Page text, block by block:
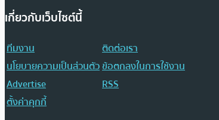
เกี่ยวกับเว็บไซต์นี้
ทีมงาน
ติดต่อเรา
นโยบายความเป็นส่วนตัวข้อตกลงในการใช้งาน
Advertise
RSS
ตั้งค่าคุกกี้